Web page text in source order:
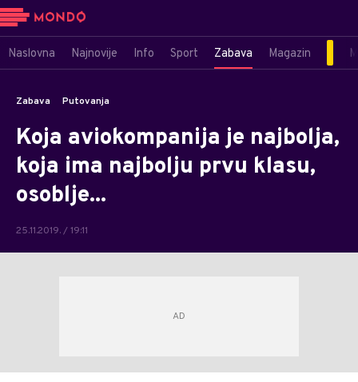
Naslovna Najnovije Info Sport Zabava Magazin
Zabava Putovanja
Koja aviokompanija je najbolja,
koja ima najbolju prvu klasu,
osoblje...
25.11.2019. / 19:11